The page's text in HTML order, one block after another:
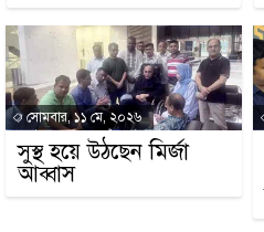
সোমবার, ১১ মে, ২০২৬
সুস্থ হয়ে উঠছেন মির্জা
আব্বাস